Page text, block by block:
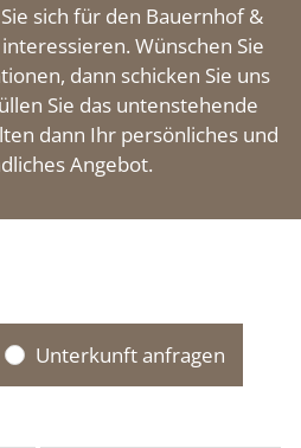
sich für den Bauernhof &
Wünschen Sie
dann schicken Sie uns
Sie das untenstehende
dann Ihr persönliches und
Angebot.
Unterkunft anfragen